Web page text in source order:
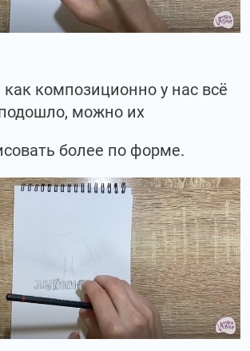
как композиционно у нас всё
можно их
более по форме.